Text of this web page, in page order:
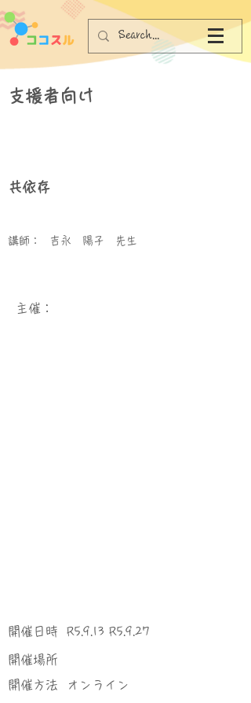
支援者向け
共依存
講師： 吉永 陽子 先生
​主催：
​開催日時
​開催場所
​開催方法
R5.9.13 R5.9.27
オンライン